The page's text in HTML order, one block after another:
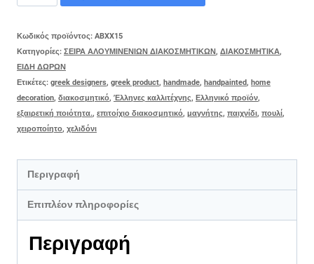
ΧΕΙΜΩΝΑΣ
ποσότητα
Κωδικός προϊόντος: ABXX15
Κατηγορίες: ΣΕΙΡΑ ΑΛΟΥΜΙΝΕΝΙΩΝ ΔΙΑΚΟΣΜΗΤΙΚΩΝ, ΔΙΑΚΟΣΜΗΤΙΚΑ,
ΕΙΔΗ ΔΩΡΩΝ
Ετικέτες: greek designers, greek product, handmade, handpainted, home
decoration, διακοσμητικό, Έλληνες καλλιτέχνης, Ελληνικό προϊόν,
εξαιρετική ποιότητα., επιτοίχιο διακοσμητικό, μαγνήτης, παιχνίδι, πουλί,
χειροποίητο, χελιδόνι
Περιγραφή
Επιπλέον πληροφορίες
Περιγραφή